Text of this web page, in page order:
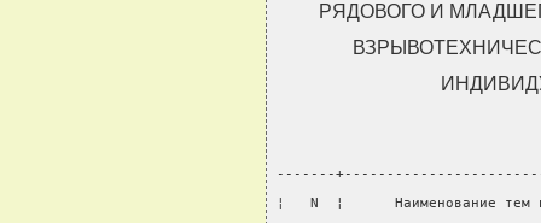
РЯДОВОГО И
-------
¦   N  ¦      Наименование тем